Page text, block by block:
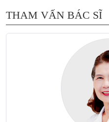
THAM VẤN BÁC SĨ